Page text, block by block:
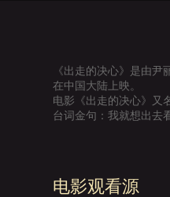
《出走的决心》是由
在中国大陆上映。
电影《出走的决心》又
台词金句：我就想出去
电影观看源